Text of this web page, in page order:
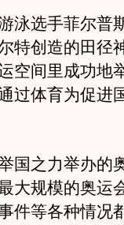
选手菲尔普
特创造的田径
空间里成功地
过体育为促进
之力举办的
大规模的奥运
件等各种情况